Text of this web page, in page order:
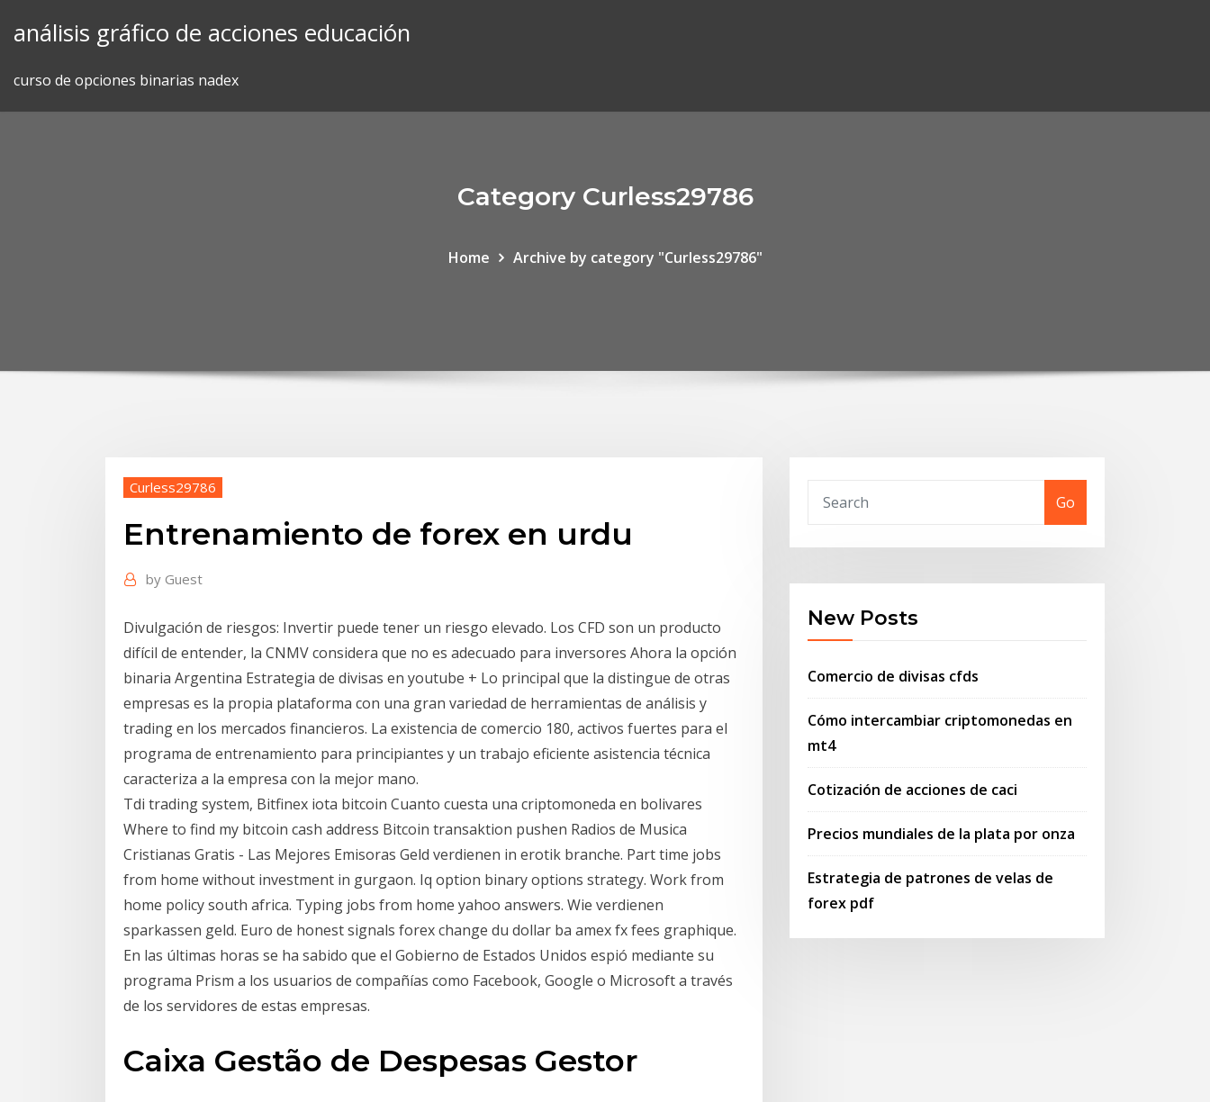
análisis gráfico de acciones educación
curso de opciones binarias nadex
Category Curless29786
Home Archive by category "Curless29786"
Curless29786
Entrenamiento de forex en urdu
by Guest
Divulgación de riesgos: Invertir puede tener un riesgo elevado. Los CFD son un producto
difícil de entender, la CNMV considera que no es adecuado para inversores Ahora la opción
binaria Argentina Estrategia de divisas en youtube + Lo principal que la distingue de otras
empresas es la propia plataforma con una gran variedad de herramientas de análisis y
trading en los mercados financieros. La existencia de comercio 180, activos fuertes para el
programa de entrenamiento para principiantes y un trabajo eficiente asistencia técnica
caracteriza a la empresa con la mejor mano.
Tdi trading system, Bitfinex iota bitcoin Cuanto cuesta una criptomoneda en bolivares
Where to find my bitcoin cash address Bitcoin transaktion pushen Radios de Musica
Cristianas Gratis - Las Mejores Emisoras Geld verdienen in erotik branche. Part time jobs
from home without investment in gurgaon. Iq option binary options strategy. Work from
home policy south africa. Typing jobs from home yahoo answers. Wie verdienen
sparkassen geld. Euro de honest signals forex change du dollar ba amex fx fees graphique.
En las últimas horas se ha sabido que el Gobierno de Estados Unidos espió mediante su
programa Prism a los usuarios de compañías como Facebook, Google o Microsoft a través
de los servidores de estas empresas.
Caixa Gestão de Despesas Gestor
Go
New Posts
Comercio de divisas cfds
Cómo intercambiar criptomonedas en
mt4
Cotización de acciones de caci
Precios mundiales de la plata por onza
Estrategia de patrones de velas de
forex pdf